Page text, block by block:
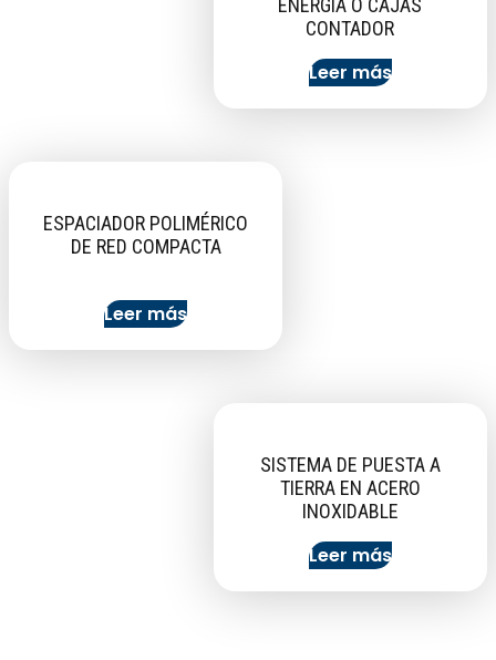
ENERGÍA O CAJAS
CONTADOR
Leer más
ESPACIADOR POLIMÉRICO
DE RED COMPACTA
Leer más
SISTEMA DE PUESTA A
TIERRA EN ACERO
INOXIDABLE
Leer más